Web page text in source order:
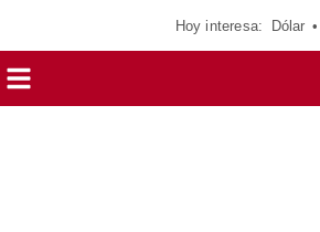
Hoy interesa: Dólar